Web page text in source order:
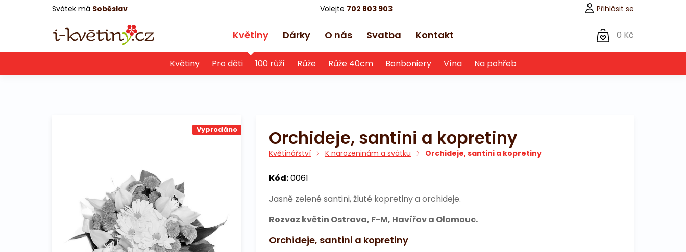
Svátek má Soběslav Volejte 702 803 903 Přihlásit se
0 Kč
Květiny
Květiny Pro děti 100 růží Růže Růže 40cm Bonboniery Vína Na pohřeb
Dárky O nás Svatba Kontakt
Vyprodáno Orchideje, santini a kopretiny
Květinářství K narozeninám a svátku Orchideje, santini a kopretiny
Kód:0061
Jasně zelené santini, žluté kopretiny a orchideje.
Rozvoz květin Ostrava, F-M, Havířov a Olomouc.
Orchideje, santini a kopretiny